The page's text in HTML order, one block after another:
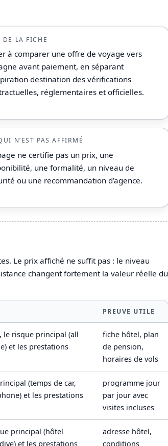
DE LA FICHE
à comparer une offre de voyage vers
avant paiement, en séparant
destination des vérifications
réglementaires et officielles.
N’EST PAS AFFIRMÉ
ne certifie pas un prix, une
une formalité, un niveau de
ou une recommandation d’agence.
Le prix affiché ne suffit pas : le niveau
changent fortement la valeur réelle du
PREUVE UTILE
le risque principal (all
et les prestations
fiche hôtel, plan
de pension,
horaires de vols
(temps de car,
et les prestations
programme jour
par jour avec
visites incluses
principal (hôtel
et les prestations
adresse hôtel,
conditions